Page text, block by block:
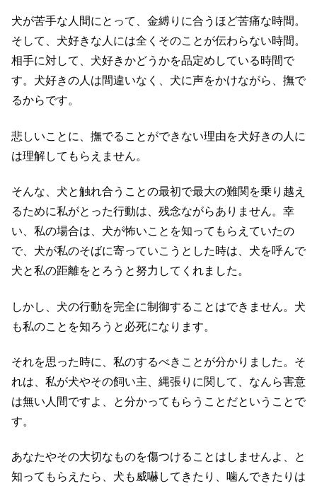
犬が苦手な人間にとって、金縛りに合うほど苦痛な時間。
そして、犬好きな人には全くそのことが伝わらない時間。
相手に対して、犬好きかどうかを品定めしている時間で
す。犬好きの人は間違いなく、犬に声をかけながら、撫で
るからです。
悲しいことに、撫でることができない理由を犬好きの人に
は理解してもらえません。
そんな、犬と触れ合うことの最初で最大の難関を乗り越え
るために私がとった行動は、残念ながらありません。幸
い、私の場合は、犬が怖いことを知ってもらえていたの
で、犬が私のそばに寄っていこうとした時は、犬を呼んで
犬と私の距離をとろうと努力してくれました。
しかし、犬の行動を完全に制御することはできません。犬
も私のことを知ろうと必死になります。
それを思った時に、私のするべきことが分かりました。そ
れは、私が犬やその飼い主、縄張りに関して、なんら害意
は無い人間ですよ、と分かってもらうことだということで
す。
あなたやその大切なものを傷つけることはしませんよ、と
知ってもらえたら、犬も威嚇してきたり、噛んできたりは